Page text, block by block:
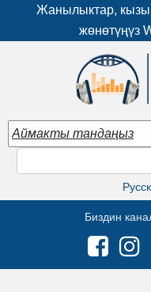
Жанылыктар,
жөнөтүңүз
Биздин